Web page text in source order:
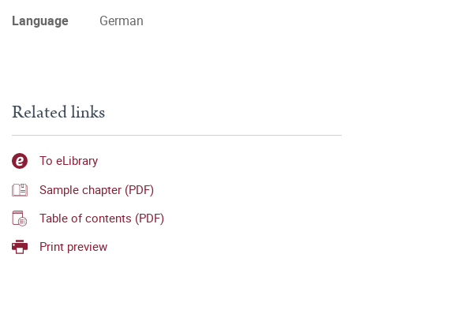
Language
German
Related links
To eLibrary
Sample chapter (PDF)
Table of contents (PDF)
Print preview